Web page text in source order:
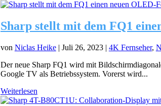
Sharp stellt mit dem FQ1
von Niclas Heike| Juli 26, 2023| 4K Fernseher,
Der neue Sharp FQ1 wird mit
Google TV als Betriebssystem. Vorerst wird...
Weiterlesen